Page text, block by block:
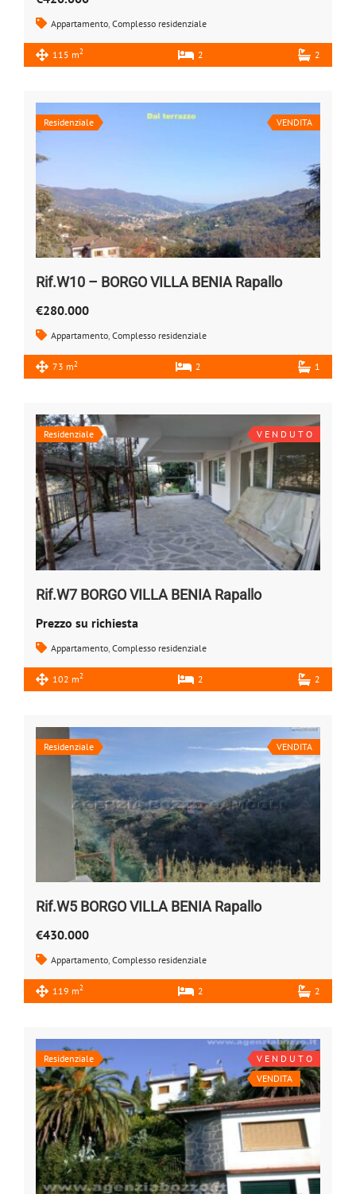
Appartamento Complesso residenziale
115 m2 2 2
Residenziale VENDITA
Rif.W10 – BORGO VILLA BENIA Rapallo
€280.000
Appartamento, Complesso residenziale
73 m2 2 1
Residenziale V E N D U T O
Rif.W7 BORGO VILLA BENIA Rapallo
Prezzo su richiesta
Appartamento Complesso residenziale
102 m2 2 2
Residenziale VENDITA
Rif.W5 BORGO VILLA BENIA Rapallo
€430.000
Appartamento Complesso residenziale
119 m2 2 2
Residenziale
V E N D U T O
VENDITA